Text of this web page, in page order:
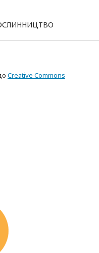
Creative Commons